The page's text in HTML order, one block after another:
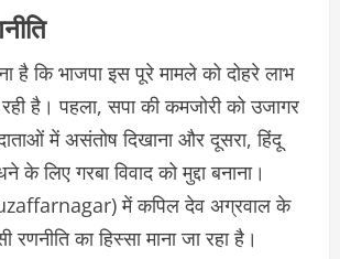
है कि भाजपा इस पूरे मामले को दोहरे लाभ
है। पहला, सपा की कमजोरी को उजागर
में असंतोष दिखाना और दूसरा, हिंदू
के लिए गरबा विवाद को मुद्दा बनाना।
में कपिल देव अग्रवाल के
रणनीति का हिस्सा माना जा रहा है।